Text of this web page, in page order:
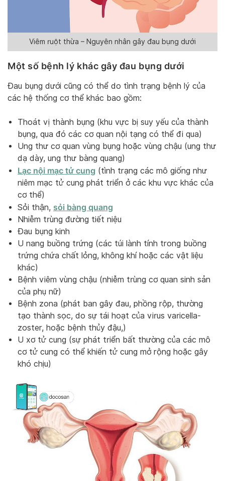
Viêm ruột thừa – Nguyên nhân gây đau bụng dưới
Một số bệnh lý khác gây đau bụng dưới
Đau bụng dưới cũng có thể do tình trạng bệnh lý của
các hệ thống cơ thể khác bao gồm:
Thoát vị thành bụng (khu vực bị suy yếu của thành
bụng, qua đó các cơ quan nội tạng có thể đi qua)
Ung thư cơ quan vùng bụng hoặc vùng chậu (ung thư
dạ dày, ung thư bàng quang)
Lạc nội mạc tử cung (tình trạng các mô giống như
niêm mạc tử cung phát triển ở các khu vực khác của
cơ thể)
Sỏi thận, sỏi bàng quang
Nhiễm trùng đường tiết niệu
Đau bụng kinh
U nang buồng trứng (các túi lành tính trong buồng
trứng chứa chất lỏng, không khí hoặc các vật liệu
khác)
Bệnh viêm vùng chậu (nhiễm trùng cơ quan sinh sản
của phụ nữ)
Bệnh zona (phát ban gây đau, phồng rộp, thường
tạo thành sọc, do sự tái hoạt của virus varicella-
zoster, hoặc bệnh thủy đậu,)
U xơ tử cung (sự phát triển bất thường của các mô
cơ tử cung có thể khiến tử cung mở rộng hoặc gây
khó chịu)